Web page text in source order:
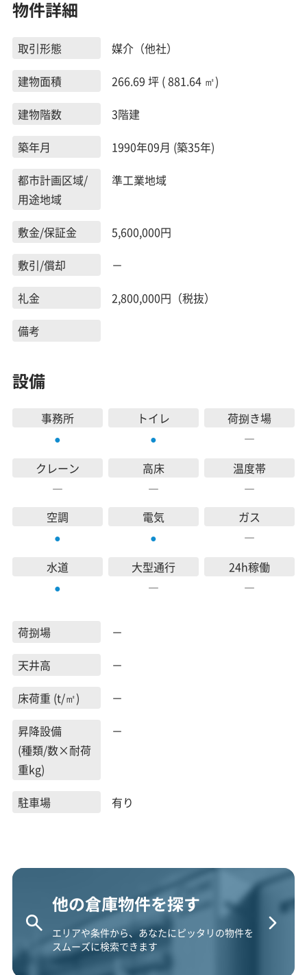
物件詳細
取引形態
媒介（他社）
建物面積
266.69 坪 ( 881.64 ㎡)
建物階数
3階建
築年月
1990年09月 (築35年)
都市計画区域/
用途地域
準工業地域
敷金/保証金
5,600,000円
敷引/償却
－
礼金
2,800,000円（税抜）
備考
設備
事務所
●
トイレ
●
荷捌き場
―
クレーン
―
高床
―
温度帯
―
空調
●
電気
●
ガス
―
水道
●
大型通行
―
24h稼働
―
荷捌場
－
天井高
－
床荷重 (t/㎡)
－
昇降設備
(種類/数×耐荷
重kg)
－
駐車場 有り
他の倉庫物件を探す
エリアや条件から、あなたにピッタリの物件を
スムーズに検索できます